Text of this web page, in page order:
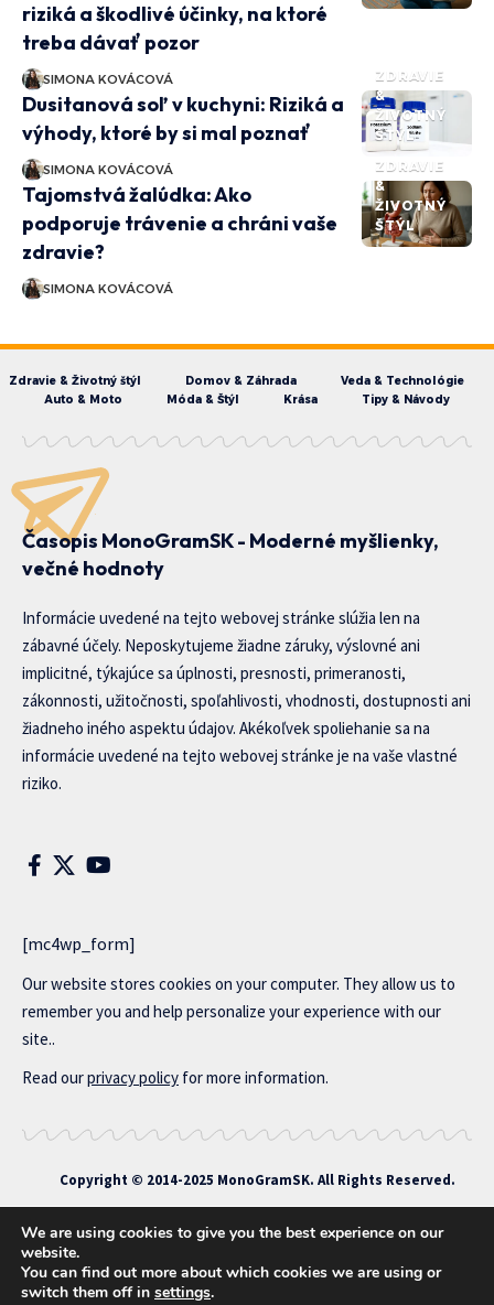
riziká a škodlivé účinky, na ktoré
treba dávať pozor
SIMONA KOVÁCOVÁ
ZDRAVIE
&
ŽIVOTNÝ
ŠTÝL
Dusitanová soľ v kuchyni: Riziká a
výhody, ktoré by si mal poznať
SIMONA KOVÁCOVÁ
ZDRAVIE
&
ŽIVOTNÝ
ŠTÝL
Tajomstvá žalúdka: Ako
podporuje trávenie a chráni vaše
zdravie?
SIMONA KOVÁCOVÁ
Zdravie & Životný štýl Domov & Záhrada
Veda & Technológie
Auto & Moto
Móda & Štýl Krása Tipy & Návody
Časopis MonoGramSK - Moderné myšlienky,
večné hodnoty
Informácie uvedené na tejto webovej stránke slúžia len na
zábavné účely. Neposkytujeme žiadne záruky, výslovné ani
implicitné, týkajúce sa úplnosti, presnosti, primeranosti,
zákonnosti, užitočnosti, spoľahlivosti, vhodnosti, dostupnosti ani
žiadneho iného aspektu údajov. Akékoľvek spoliehanie sa na
informácie uvedené na tejto webovej stránke je na vaše vlastné
riziko.
[mc4wp_form]
Our website stores cookies on your computer. They allow us to
remember you and help personalize your experience with our
site..
Read ourprivacy policy for more information.
Copyright © 2014-2025 MonoGramSK. All Rights Reserved.
Cookies
Contact
Zásady ochrany osobných údajov
We are using cookies to give you the best experience on our
website.
You can find out more about which cookies we are using or
switch them off in settings.